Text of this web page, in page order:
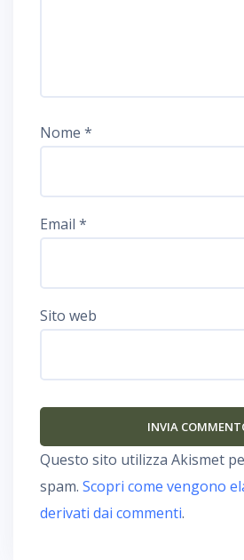
Nome *
Email *
Sito web
Questo sito utilizza Akismet
spam. Scopri come vengono
derivati dai commenti.